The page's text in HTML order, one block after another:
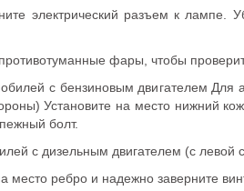
электрический разъем к лампе.
фары, чтобы
с бензиновым двигателем Для
Установите на место нижний
болт.
с дизельным двигателем (с левой
место ребро и надежно заверните